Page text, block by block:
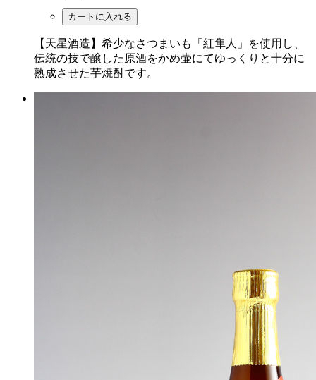
カートに入れる
【天星酒造】希少なさつまいも「紅隼人」を使用し、
伝統の技で醸した原酒をかめ壷にてゆっくりと十分に
熟成させた芋焼酎です。